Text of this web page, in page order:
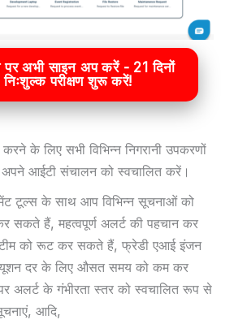
पर अभी साइन अप करें - 21 दिनों
निःशुल्क परीक्षण शुरू करें!
के लिए सभी विभिन्न निगरानी उपकरणों
आईटी संचालन को स्वचालित करें।
टूल्स के साथ आप विभिन्न सूचनाओं को
सकते हैं, महत्वपूर्ण अलर्ट की पहचान कर
को रूट कर सकते हैं, फ्रेडी एआई इंजन
दर के लिए औसत समय को कम कर
अलर्ट के गंभीरता स्तर को स्वचालित रूप से
आदि,